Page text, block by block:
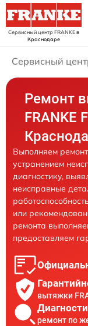
Сервисный центр FRANKEв
Краснодаре
Сервисный
Ремонт
FRANKE
Выполняем
устранением
диагностику,
неисправные
или
ремонта
предоставляем
вытяжки
ремонт по